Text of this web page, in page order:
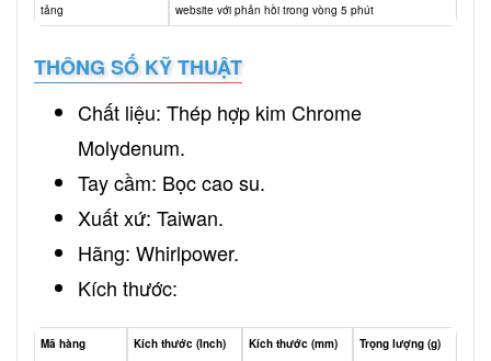
tảng
website với phản hồi trong vòng 5 phút
THÔNG SỐ KỸ THUẬT
Chất liệu: Thép hợp kim Chrome
Molydenum.
Tay cầm: Bọc cao su.
Xuất xứ: Taiwan.
Hãng: Whirlpower.
Kích thước:
Mã hàng Kích thước (Inch) Kích thước (mm) Trọng lượng (g)